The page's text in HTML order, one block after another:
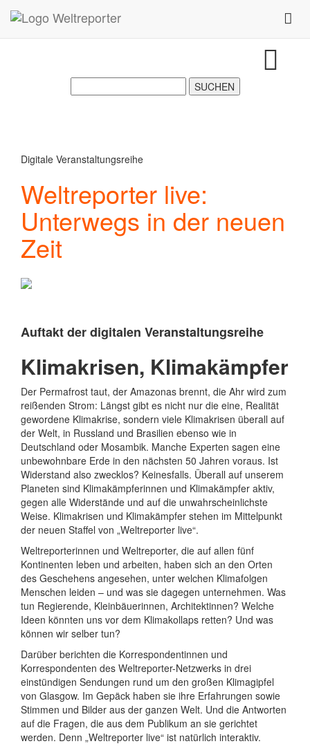
Zum Inhalt springen
Digitale Veranstaltungsreihe
Weltreporter live:
Unterwegs in der neuen
Zeit
Auftakt der digitalen Veranstaltungsreihe
Klimakrisen, Klimakämpfer
Der Permafrost taut, der Amazonas brennt, die Ahr wird zum
reißenden Strom: Längst gibt es nicht nur die eine, Realität
gewordene Klimakrise, sondern viele Klimakrisen überall auf
der Welt, in Russland und Brasilien ebenso wie in
Deutschland oder Mosambik. Manche Experten sagen eine
unbewohnbare Erde in den nächsten 50 Jahren voraus. Ist
Widerstand also zwecklos? Keinesfalls. Überall auf unserem
Planeten sind Klimakämpferinnen und Klimakämpfer aktiv,
gegen alle Widerstände und auf die unwahrscheinlichste
Weise. Klimakrisen und Klimakämpfer stehen im Mittelpunkt
der neuen Staffel von „Weltreporter live“.
Weltreporterinnen und Weltreporter, die auf allen fünf
Kontinenten leben und arbeiten, haben sich an den Orten
des Geschehens angesehen, unter welchen Klimafolgen
Menschen leiden – und was sie dagegen unternehmen. Was
tun Regierende, Kleinbäuerinnen, Architektinnen? Welche
Ideen könnten uns vor dem Klimakollaps retten? Und was
können wir selber tun?
Darüber berichten die Korrespondentinnen und
Korrespondenten des Weltreporter-Netzwerks in drei
einstündigen Sendungen rund um den großen Klimagipfel
von Glasgow. Im Gepäck haben sie ihre Erfahrungen sowie
Stimmen und Bilder aus der ganzen Welt. Und die Antworten
auf die Fragen, die aus dem Publikum an sie gerichtet
werden. Denn „Weltreporter live“ ist natürlich interaktiv.